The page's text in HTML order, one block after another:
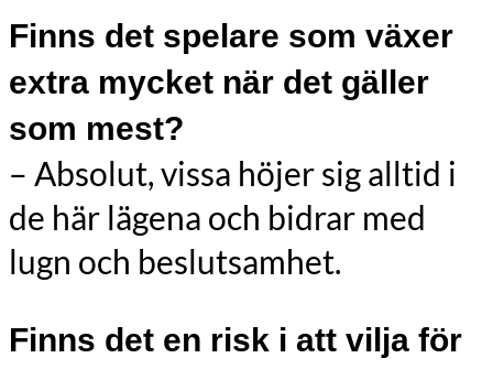
Finns det spelare som växer
extra mycket när det gäller
som mest?
– Absolut, vissa höjer sig alltid i
de här lägena och bidrar med
lugn och beslutsamhet.
Finns det en risk i att vilja för